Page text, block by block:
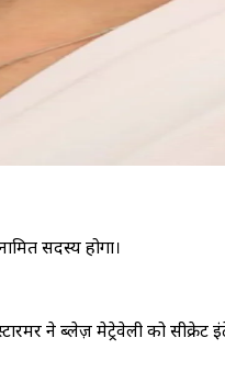
सदस्य होगा।
ने ब्लेज़ मेट्रेवेली को